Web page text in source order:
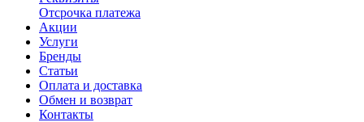
Отсрочка платежа
Акции
Услуги
Бренды
Статьи
Оплата и доставка
Обмен и возврат
Контакты